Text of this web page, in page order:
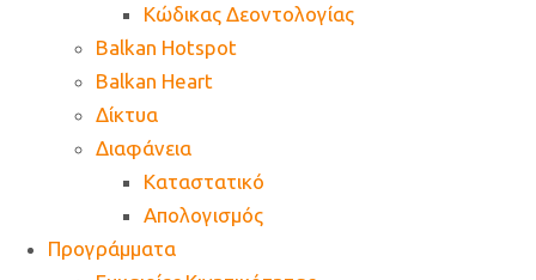
Κώδικας Δεοντολογίας
Balkan Hotspot
Balkan Heart
Δίκτυα
Διαφάνεια
Καταστατικό
Απολογισμός
Προγράμματα